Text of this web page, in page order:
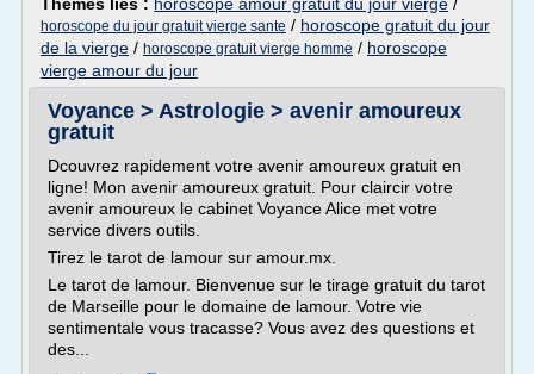
horoscope du jour gratuit vierge sante / horoscope gratuit du jour
de la vierge / horoscope gratuit vierge homme / horoscope
vierge amour du jour
Voyance > Astrologie > avenir amoureux
gratuit
Dcouvrez rapidement votre avenir amoureux gratuit en
ligne! Mon avenir amoureux gratuit. Pour claircir votre
avenir amoureux le cabinet Voyance Alice met votre
service divers outils.
Tirez le tarot de lamour sur amour.mx.
Le tarot de lamour. Bienvenue sur le tirage gratuit du tarot
de Marseille pour le domaine de lamour. Votre vie
sentimentale vous tracasse? Vous avez des questions et
des...